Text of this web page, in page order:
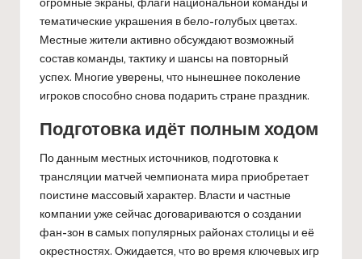
тематические украшения в бело-голубых цветах.
Местные жители активно обсуждают возможный
состав команды, тактику и шансы на повторный
успех. Многие уверены, что нынешнее поколение
игроков способно снова подарить стране праздник.
Подготовка идёт полным ходом
По данным местных источников, подготовка к
трансляции матчей чемпионата мира приобретает
поистине массовый характер. Власти и частные
компании уже сейчас договариваются о создании
фан-зон в самых популярных районах столицы и её
окрестностях. Ожидается, что во время ключевых игр